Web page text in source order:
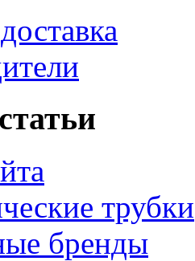
трубки
бренды